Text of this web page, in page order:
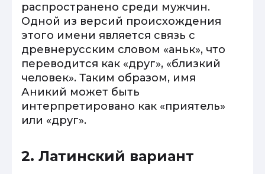
распространено среди мужчин.
Одной из версий происхождения
этого имени является связь с
древнерусским словом «аньк», что
переводится как «друг», «близкий
человек». Таким образом, имя
Аникий может быть
интерпретировано как «приятель»
или «друг».
2. Латинский вариант